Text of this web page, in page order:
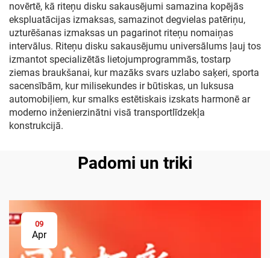
novērtē, kā riteņu disku sakausējumi samazina kopējās
ekspluatācijas izmaksas, samazinot degvielas patēriņu,
uzturēšanas izmaksas un pagarinot riteņu nomaiņas
intervālus. Riteņu disku sakausējumu universālums ļauj tos
izmantot specializētās lietojumprogrammās, tostarp
ziemas braukšanai, kur mazāks svars uzlabo saķeri, sporta
sacensībām, kur milisekundes ir būtiskas, un luksusa
automobiļiem, kur smalks estētiskais izskats harmonē ar
moderno inženierzinātni visā transportlīdzekļa
konstrukcijā.
Padomi un triki
09
Apr